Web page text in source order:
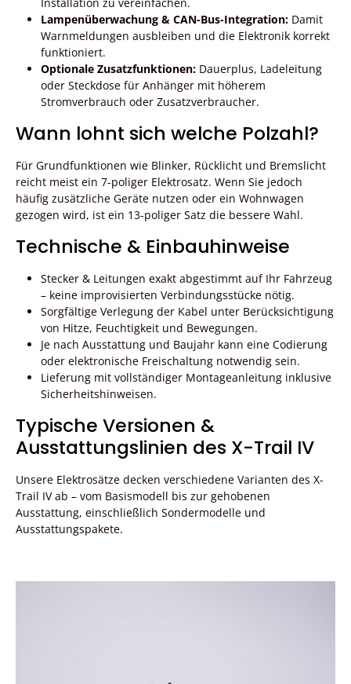
Lampenüberwachung & CAN-Bus-Integration: Damit
Warnmeldungen ausbleiben und die Elektronik korrekt
funktioniert.
Optionale Zusatzfunktionen: Dauerplus, Ladeleitung
oder Steckdose für Anhänger mit höherem
Stromverbrauch oder Zusatzverbraucher.
Wann lohnt sich welche Polzahl?
Für Grundfunktionen wie Blinker, Rücklicht und Bremslicht
reicht meist ein 7-poliger Elektrosatz. Wenn Sie jedoch
häufig zusätzliche Geräte nutzen oder ein Wohnwagen
gezogen wird, ist ein 13-poliger Satz die bessere Wahl.
Technische & Einbauhinweise
Stecker & Leitungen exakt abgestimmt auf Ihr Fahrzeug
– keine improvisierten Verbindungsstücke nötig.
Sorgfältige Verlegung der Kabel unter Berücksichtigung
von Hitze, Feuchtigkeit und Bewegungen.
Je nach Ausstattung und Baujahr kann eine Codierung
oder elektronische Freischaltung notwendig sein.
Lieferung mit vollständiger Montageanleitung inklusive
Sicherheitshinweisen.
Typische Versionen &
Ausstattungslinien des X-Trail IV
Unsere Elektrosätze decken verschiedene Varianten des X-
Trail IV ab – vom Basismodell bis zur gehobenen
Ausstattung, einschließlich Sondermodelle und
Ausstattungspakete.